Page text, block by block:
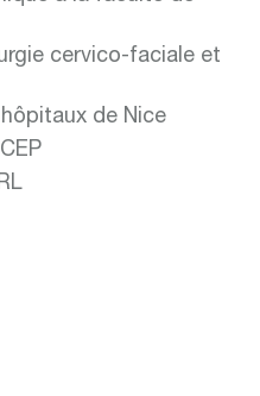
cervico-faciale et
de Nice